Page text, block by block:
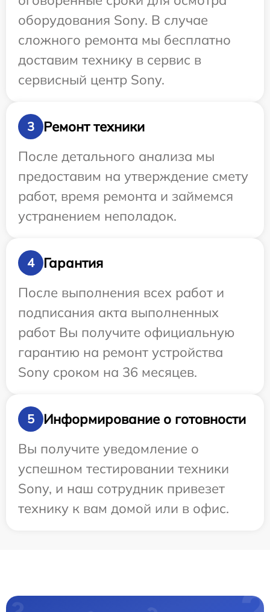
оборудования Sony. В случае
сложного ремонта мы бесплатно
доставим технику в сервис в
сервисный центр Sony.
3
Ремонт техники
После детального анализа мы
предоставим на утверждение смету
работ, время ремонта и займемся
устранением неполадок.
4
Гарантия
После выполнения всех работ и
подписания акта выполненных
работ Вы получите официальную
гарантию на ремонт устройства
Sony сроком на 36 месяцев.
5
Информирование о готовности
Вы получите уведомление о
успешном тестировании техники
Sony, и наш сотрудник привезет
технику к вам домой или в офис.